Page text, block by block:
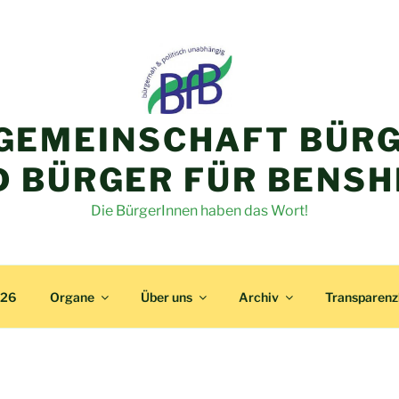
BÜRGER FÜR
Die BürgerInnen haben das Wort!
Organe Über uns Archiv